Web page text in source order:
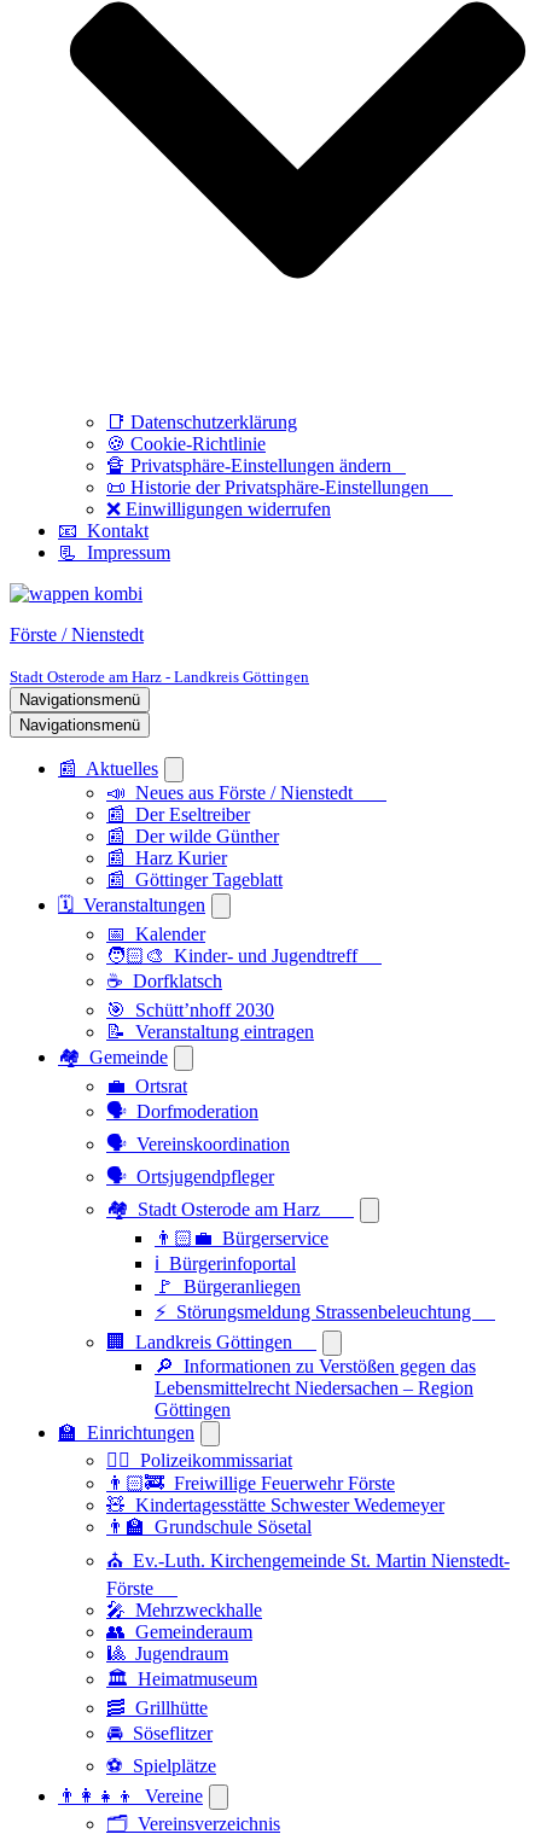
📑 Datenschutzerklärung
🍪 Cookie-Richtlinie
🔏 Privatsphäre-Einstellungen ändern
📜 Historie der Privatsphäre-Einstellungen
❌ Einwilligungen widerrufen
📧 Kontakt
📃 Impressum
Förste / Nienstedt
Stadt Osterode am Harz - Landkreis Göttingen
Navigationsmenü
Navigationsmenü
📰 Aktuelles
📣 Neues aus Förste / Nienstedt
📰 Der Eseltreiber
📰 Der wilde Günther
📰 Harz Kurier
📰 Göttinger Tageblatt
🗓️ Veranstaltungen
📅 Kalender
🧑🏻‍🎨 Kinder- und Jugendtreff
☕ Dorfklatsch
🎯 Schütt’nhoff 2030
📝 Veranstaltung eintragen
🏘️ Gemeinde
💼 Ortsrat
🗣️ Dorfmoderation
🗣️ Vereinskoordination
🗣️ Ortsjugendpfleger
🏘️ Stadt Osterode am Harz
👨🏻‍💼 Bürgerservice
ℹ️ Bürgerinfoportal
🚩 Bürgeranliegen
⚡ Störungsmeldung Strassenbeleuchtung
🏢 Landkreis Göttingen
🔎 Informationen zu Verstößen gegen das
Lebensmittelrecht Niedersachen – Region
Göttingen
🏫 Einrichtungen
👮‍♂️ Polizeikommissariat
👨🏻‍🚒 Freiwillige Feuerwehr Förste
🧸 Kindertagesstätte Schwester Wedemeyer
👨‍🏫 Grundschule Sösetal
⛪ Ev.-Luth. Kirchengemeinde St. Martin Nienstedt-
Förste
🎤 Mehrzweckhalle
👥 Gemeinderaum
🎱 Jugendraum
🏛️ Heimatmuseum
🥓 Grillhütte
🚘 Söseflitzer
⚽ Spielplätze
👨‍👩‍👧‍👦 Vereine
🗂️ Vereinsverzeichnis